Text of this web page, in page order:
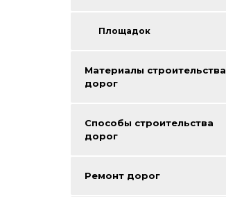
Площадок
Материалы строительства
дорог
Способы строительства
дорог
Ремонт дорог